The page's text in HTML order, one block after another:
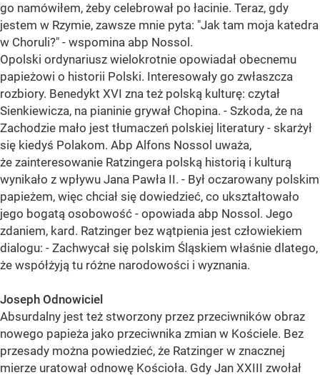
go namówiłem, żeby celebrował po łacinie. Teraz, gdy
jestem w Rzymie, zawsze mnie pyta: "Jak tam moja katedra
w Choruli?" - wspomina abp Nossol.
Opolski ordynariusz wielokrotnie opowiadał obecnemu
papieżowi o historii Polski. Interesowały go zwłaszcza
rozbiory. Benedykt XVI zna też polską kulturę: czytał
Sienkiewicza, na pianinie grywał Chopina. - Szkoda, że na
Zachodzie mało jest tłumaczeń polskiej literatury - skarżył
się kiedyś Polakom. Abp Alfons Nossol uważa,
że zainteresowanie Ratzingera polską historią i kulturą
wynikało z wpływu Jana Pawła II. - Był oczarowany polskim
papieżem, więc chciał się dowiedzieć, co ukształtowało
jego bogatą osobowość - opowiada abp Nossol. Jego
zdaniem, kard. Ratzinger bez wątpienia jest człowiekiem
dialogu: - Zachwycał się polskim Śląskiem właśnie dlatego,
że współżyją tu różne narodowości i wyznania.
Joseph Odnowiciel
Absurdalny jest też stworzony przez przeciwników obraz
nowego papieża jako przeciwnika zmian w Kościele. Bez
przesady można powiedzieć, że Ratzinger w znacznej
mierze uratował odnowę Kościoła. Gdy Jan XXIII zwołał